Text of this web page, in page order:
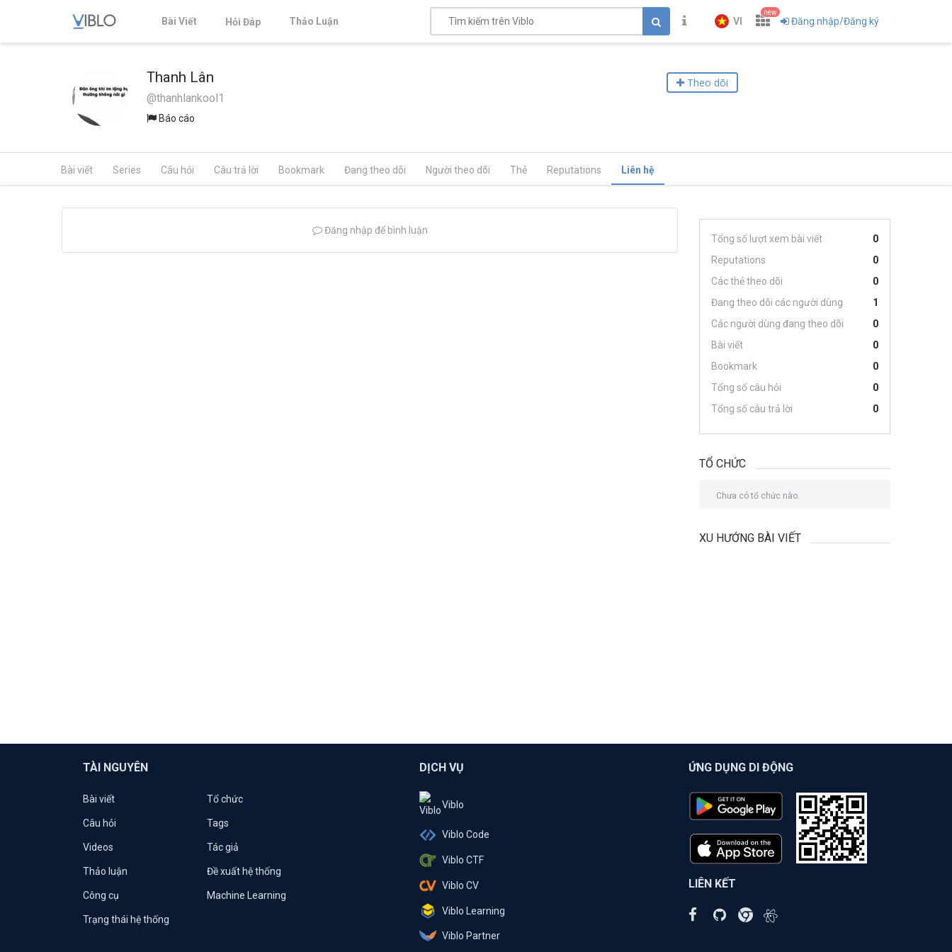
Bài Viết Hỏi Đáp Thảo Luận VI
new
Đăng nhập/Đăng ký
Thanh Lân
@thanhlankool1
Báo cáo
Theo dõi
Bài viết Series Câu hỏi Câu trả lời Bookmark Đang theo dõi Người theo dõi Thẻ Reputations Liên hệ
Đăng nhập để bình luận
Tổng số lượt xem bài viết
0
Reputations
0
Các thẻ theo dõi
0
Đang theo dõi các người dùng
1
Các người dùng đang theo dõi
0
Bài viết
0
Bookmark
0
Tổng số câu hỏi
0
Tổng số câu trả lời
0
TỔ CHỨC
Chưa có tổ chức nào.
XU HƯỚNG BÀI VIẾT
TÀI NGUYÊN
Bài viết Tổ chức
Câu hỏi Tags
Videos Tác giả
Thảo luận Đề xuất hệ thống
Công cụ Machine Learning
Trạng thái hệ thống
DỊCH VỤ
Viblo
Viblo Code
Viblo CTF
Viblo CV
Viblo Learning
Viblo Partner
ỨNG DỤNG DI ĐỘNG
LIÊN KẾT